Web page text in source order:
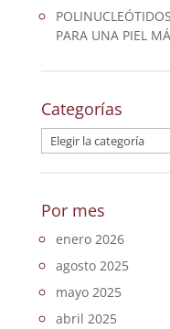
PARA UNA PIEL
Categorías
Categorías
Por mes
enero 2026
agosto 2025
mayo 2025
abril 2025